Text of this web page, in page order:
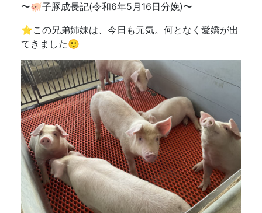
〜🐖子豚成長記(令和6年5月16日分娩)〜
⭐️この兄弟姉妹は、今日も元気。何となく愛嬌が出
てきました🙂